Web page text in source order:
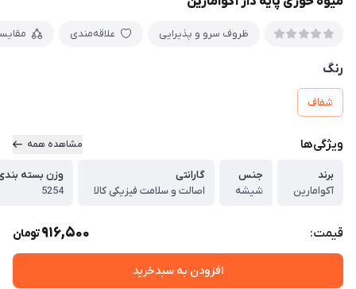
ظروف سرو و پذیرایی علاقه‌مندی
رنگ
شفاف
ویژگی‌ها مشاهده همه
برند
آکوامارین
جنس
شیشه
گارانتی
اصالت و سلامت فیزیکی کالا
وزن بسته
5254
قیمت: 916,500تومان
افزودن به سبدخرید